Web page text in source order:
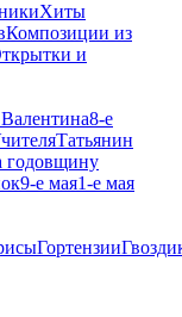
Хиты
Композиции из
и
8-е
Татьянин
годовщину
9-е мая1-е мая
Гортензии